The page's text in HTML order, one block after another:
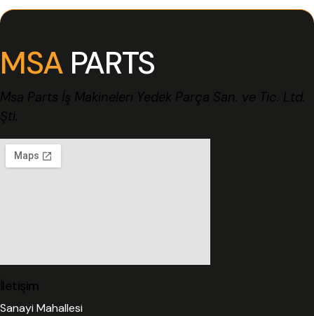
MSA PARTS
Msa Parts İş Makineleri Yedek Parça San. ve Tic. Ltd.
Şti.
İletişim
Sanayi Mahallesi